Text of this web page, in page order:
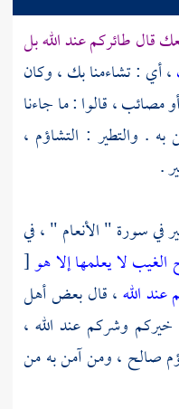
قال طائركم عند الله بل
، أي : تشاءمنا بك ، وكان
مصائب ، قالوا : ما جاءنا
. والتطير : التشاؤم ،
.
في سورة " الأنعام " ، في
الغيب لا يعلمها إلا هو[
الله، قال بعض أهل
وشركم عند الله ،
صالح ، ومن آمن به من